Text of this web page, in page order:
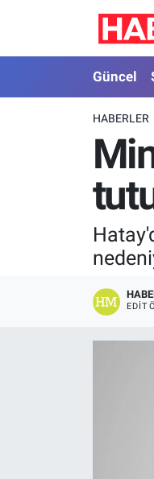
Güncel
HABERLER
Güncel
Spor
Ekonomi
Magazin
Nöbetçi
Hava Durumu
İstanbul Namaz
Trafik Durumu
Süper Lig Puan
Tüm Manşetler
Son Dakika